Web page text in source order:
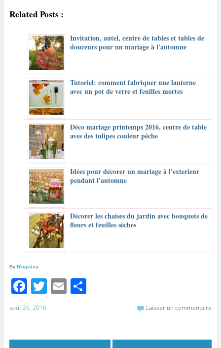
Related Posts :
Invitation, autel, centre de tables et tables de
douceurs pour un mariage à l'automne
Tutoriel: comment fabriquer une lanterne
avec un pot de verre et feuilles mortes
Déco mariage printemps 2016, centre de table
aves des tulipes couleur pêche
Idées pour décorer un mariage à l'exterieur
pendant l'automne
Décorer les chaises du jardin avec bouquets de
fleurs et feuilles sèches
By Blogsdna
F
a
c
T E P
août 26, 2016 Laisser un commentaire